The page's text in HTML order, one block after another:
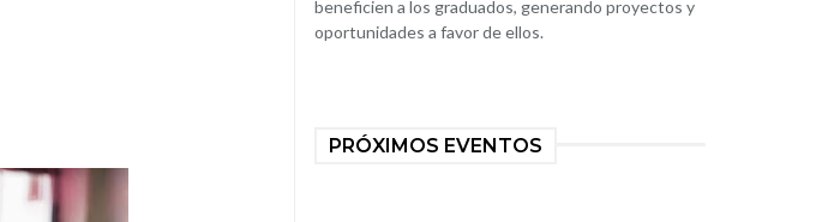
beneficien a los graduados, generando proyectos y
oportunidades a favor de ellos.
PRÓXIMOS EVENTOS